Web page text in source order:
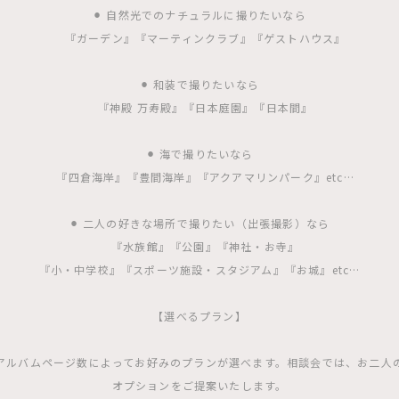
⚫︎ 自然光でのナチュラルに撮りたいなら
『ガーデン』『マーティンクラブ』『ゲストハウス』
⚫︎ 和装で撮りたいなら
『神殿 万寿殿』『日本庭園』『日本間』
⚫︎ 海で撮りたいなら
『四倉海岸』『豊間海岸』『アクアマリンパーク』etc…
⚫︎ 二人の好きな場所で撮りたい（出張撮影）なら
『水族館』『公園』『神社・お寺』
『小・中学校』『スポーツ施設・スタジアム』『お城』etc…
【選べるプラン】
バムページ数によってお好みのプランが選べます。相談会では、お二人
オプションをご提案いたします。